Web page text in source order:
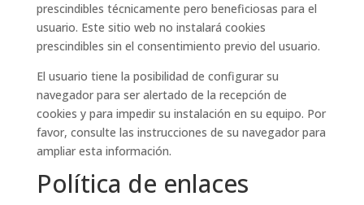
prescindibles técnicamente pero beneficiosas para el
usuario. Este sitio web no instalará cookies
prescindibles sin el consentimiento previo del usuario.
El usuario tiene la posibilidad de configurar su
navegador para ser alertado de la recepción de
cookies y para impedir su instalación en su equipo. Por
favor, consulte las instrucciones de su navegador para
ampliar esta información.
Política de enlaces